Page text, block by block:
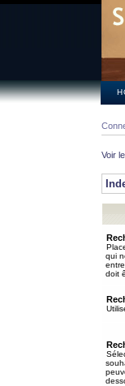
Voir
qui
doit